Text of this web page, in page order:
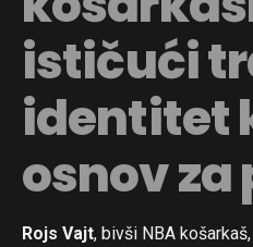
ističući
identitet
osnov
Rojs Vajt, bivši NBA